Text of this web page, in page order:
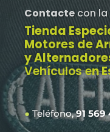
Contacte con la
Tienda
Motores de
y
Vehículos en
●Teléfono,91 569